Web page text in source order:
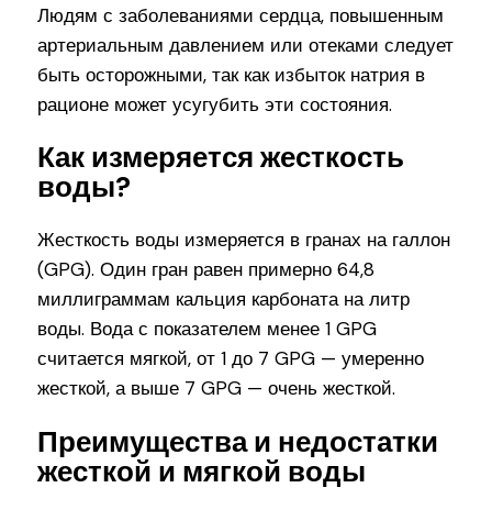
Людям с заболеваниями сердца, повышенным
артериальным давлением или отеками следует
быть осторожными, так как избыток натрия в
рационе может усугубить эти состояния.
Как измеряется жесткость
воды?
Жесткость воды измеряется в гранах на галлон
(GPG). Один гран равен примерно 64,8
миллиграммам кальция карбоната на литр
воды. Вода с показателем менее 1 GPG
считается мягкой, от 1 до 7 GPG — умеренно
жесткой, а выше 7 GPG — очень жесткой.
Преимущества и недостатки
жесткой и мягкой воды